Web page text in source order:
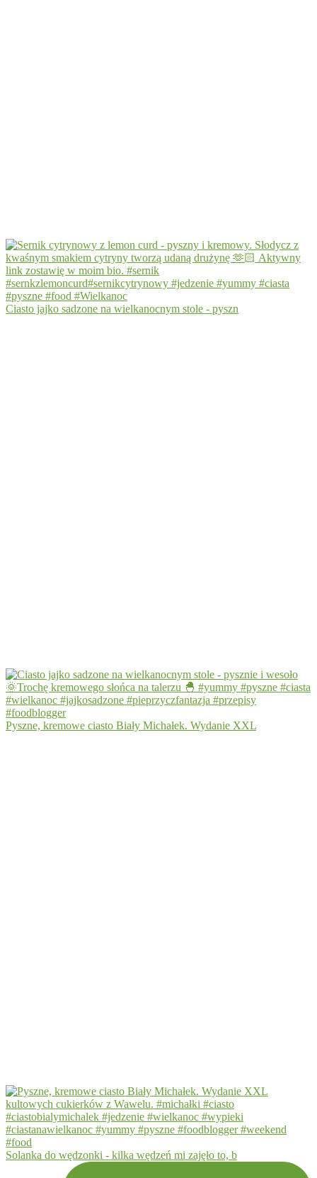
Ciasto jajko sadzone na wielkanocnym stole - pyszn
Pyszne, kremowe ciasto Biały Michałek. Wydanie XXL
Solanka do wędzonki - kilka wędzeń mi zajęło to, b